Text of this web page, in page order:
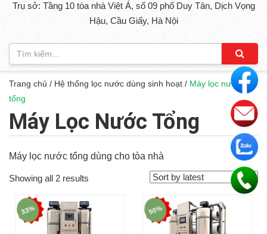
Trụ sở: Tầng 10 tòa nhà Việt Á, số 09 phố Duy Tân, Dịch Vọng
Hậu, Cầu Giấy, Hà Nội
Trang chủ / Hệ thống lọc nước dùng sinh hoạt / Máy lọc nước
tổng
Máy Lọc Nước Tổng
Máy lọc nước tổng dùng cho tòa nhà
Showing all 2 results
33% 50%